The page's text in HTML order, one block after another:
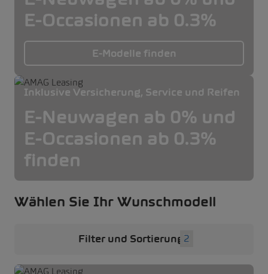
E-Occasionen ab 0.3%
E-Modelle finden
Inklusive Versicherung, Service und Reifen
E-Neuwagen ab 0% und
E-Occasionen ab 0.3%
finden
Wählen Sie Ihr Wunschmodell
Filter und Sortierung 2